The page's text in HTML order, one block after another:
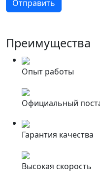
Преимущества
Опыт работы
Официальный
Гарантия качества
Высокая скорость